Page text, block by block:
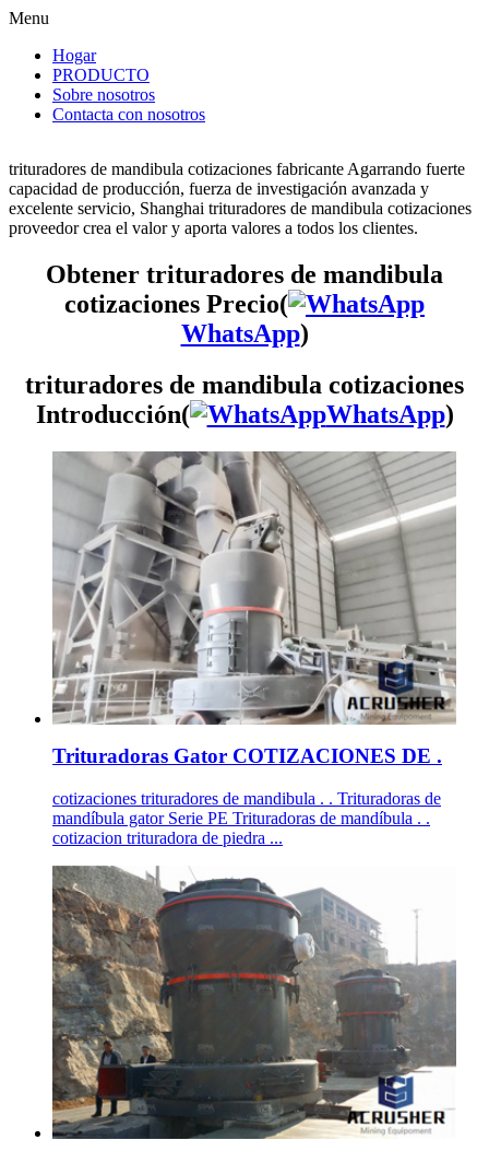
Menu
Hogar
PRODUCTO
Sobre nosotros
Contacta con nosotros
trituradores de mandibula cotizaciones fabricante Agarrando fuerte
capacidad de producción, fuerza de investigación avanzada y
excelente servicio, Shanghai trituradores de mandibula cotizaciones
proveedor crea el valor y aporta valores a todos los clientes.
Obtener trituradores de mandibula
cotizaciones Precio(
WhatsApp)
trituradores de mandibula cotizaciones
Introducción(
WhatsApp)
Trituradoras Gator COTIZACIONES DE .
cotizaciones trituradores de mandibula . . Trituradoras de
mandíbula gator Serie PE Trituradoras de mandíbula . .
cotizacion trituradora de piedra ...